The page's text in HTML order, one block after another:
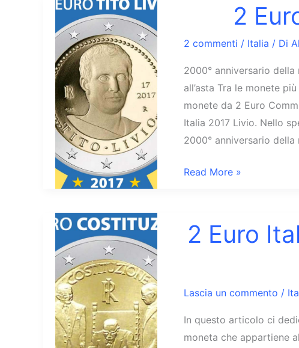
2
2 commenti / Italia / Di
2000° anniversario
all’asta Tra le monete
monete da 2 Euro
Italia 2017 Livio. Nello
2000° anniversario
2
2017
Livio
Read More »
2 Euro
Lascia un commento /
In questo articolo ci
moneta che appartiene